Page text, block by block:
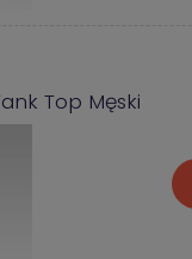
Top Męski